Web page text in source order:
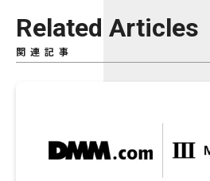
Related Articles
関連記事